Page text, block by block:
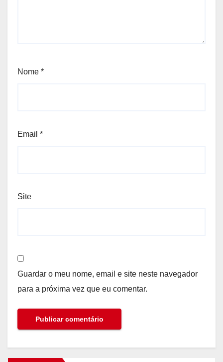
Nome *
Email *
Site
Guardar o meu nome, email e site neste navegador
para a próxima vez que eu comentar.